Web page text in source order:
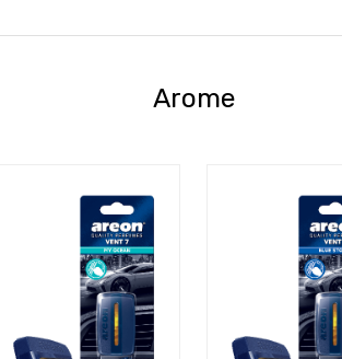
Arome